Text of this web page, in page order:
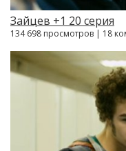
Зайцев +1 20 серия
134 698 просмотров | 18